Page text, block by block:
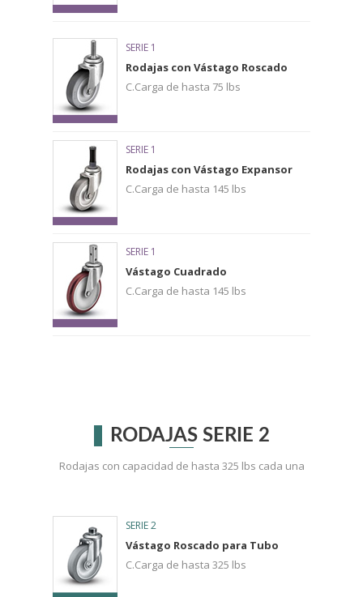
SERIE 1
Rodajas con Vástago Roscado
C.Carga de hasta 75 lbs
SERIE 1
Rodajas con Vástago Expansor
C.Carga de hasta 145 lbs
SERIE 1
Vástago Cuadrado
C.Carga de hasta 145 lbs
RODAJAS SERIE 2
Rodajas con capacidad de hasta 325 lbs cada una
SERIE 2
Vástago Roscado para Tubo
C.Carga de hasta 325 lbs